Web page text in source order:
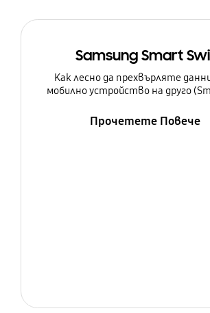
Samsung Smart
Как лесно да прехвърляте
мобилно устройство на друго
Прочетете Повече